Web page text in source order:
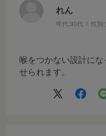
れん
年代:30代 性別:
喉をつかない設計に
せられます。